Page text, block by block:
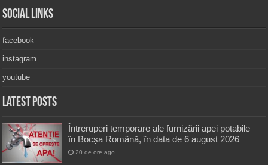
Social Links
facebook
instagram
youtube
Latest Posts
Întreruperi temporare ale furnizării apei potabile
în Bocșa Română, în data de 6 august 2026
20 de ore ago